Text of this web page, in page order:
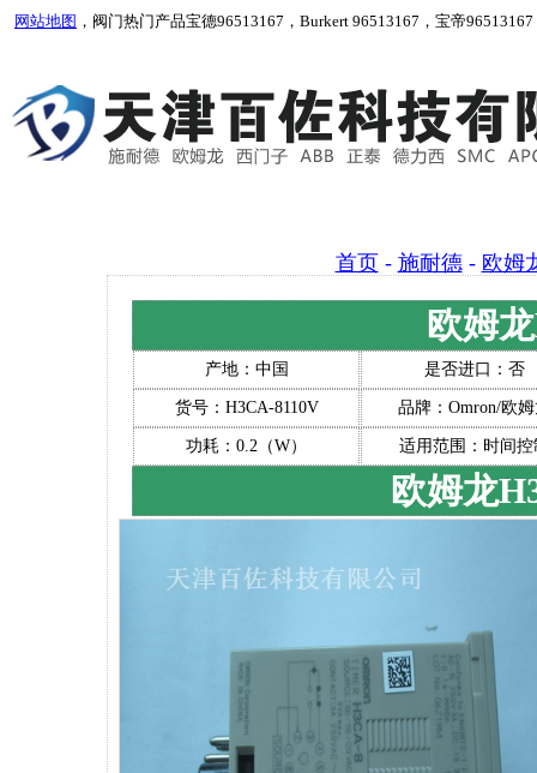
网站地图 ，阀门热门产品宝德96513167，Burkert 96513167，宝帝
首页- 施耐德- 欧姆
欧姆
产地：中国 是否进口：否
货号：H3CA-8110V 品牌：Omron/欧
功耗：0.2（W） 适用范围：时间控
欧姆龙